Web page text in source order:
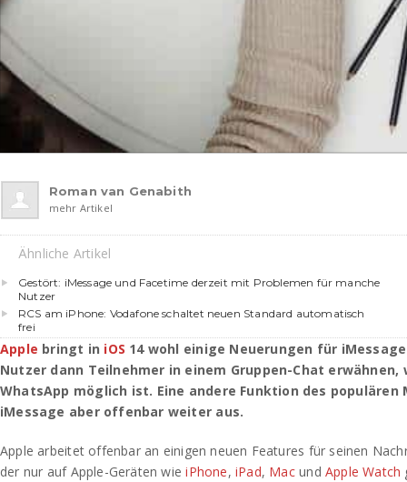
Roman van Genabith
mehr Artikel
Ähnliche Artikel
Gestört: iMessage und Facetime derzeit mit Problemen für manche
Nutzer
RCS am iPhone: Vodafone schaltet neuen Standard automatisch
frei
Apple bringt in iOS 14 wohl einige Neuerungen für
Nutzer dann Teilnehmer in einem Gruppen-Chat erwähnen,
WhatsApp möglich ist. Eine andere Funktion des populären
iMessage aber offenbar weiter aus.
Apple arbeitet offenbar an einigen neuen Features für seinen
der nur auf Apple-Geräten wieiPhone, iPad, Macund Apple Watch